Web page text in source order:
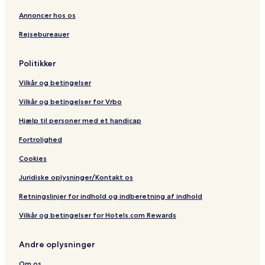
o
o
s
B
a
h
o
m
s
r
o
m
R
e
i
n
c
e
s
i
e
e
a
m
R
m
Annoncer hos os
Rejsebureauer
Politikker
Vilkår og betingelser
Vilkår og betingelser for Vrbo
Hjælp til personer med et handicap
Fortrolighed
Cookies
Juridiske oplysninger/Kontakt os
Retningslinjer for indhold og indberetning af indhold
Vilkår og betingelser for Hotels.com Rewards
Andre oplysninger